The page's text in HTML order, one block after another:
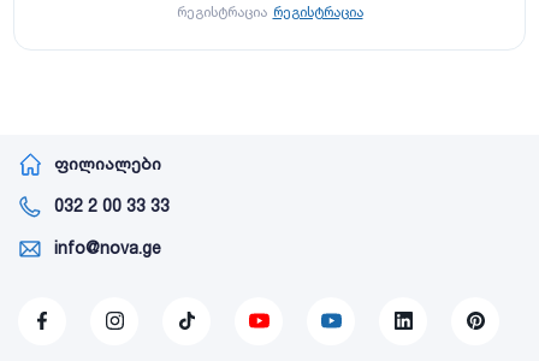
რეგისტრაცია რეგისტრაცია
ფილიალები
032 2 00 33 33
info@nova.ge